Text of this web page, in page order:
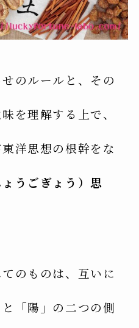
のルールと、その
を理解する上で、
洋思想の根幹をな
ょうごぎょう）思
のものは、互いに
「陽」の二つの側